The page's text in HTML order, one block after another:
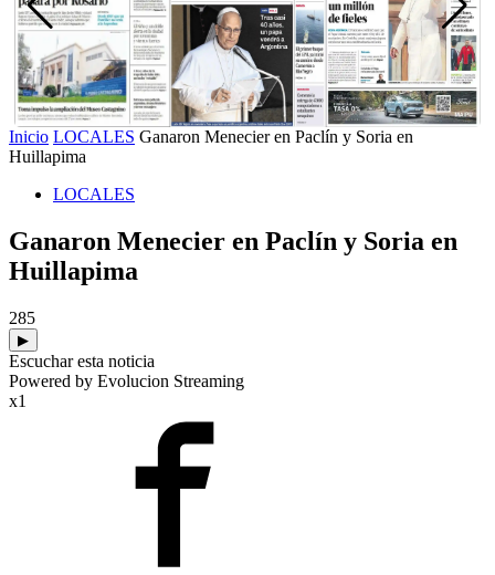
Inicio LOCALES Ganaron Menecier en Paclín y Soria en
Huillapima
LOCALES
Ganaron Menecier en Paclín y Soria en
Huillapima
285
▶
Escuchar esta noticia
Powered by Evolucion Streaming
x1